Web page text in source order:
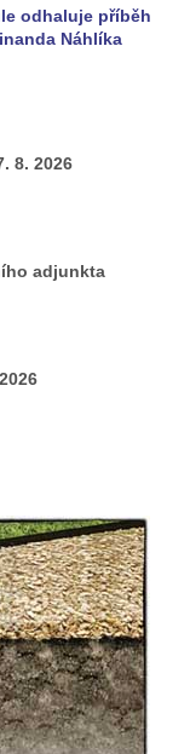
odhaluje příběh
Náhlíka
8. 2026
adjunkta